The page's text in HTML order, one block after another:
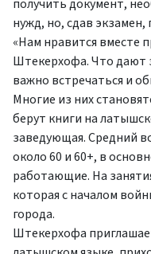
получить документ,
нужд, но, сдав
«Нам нравится вместе
Штекерхофа. Что дают
важно встречаться и
Многие из них
берут книги на
заведующая. Средний
около 60 и 60+, в
работающие. На
которая с началом
города.
Штекерхофа